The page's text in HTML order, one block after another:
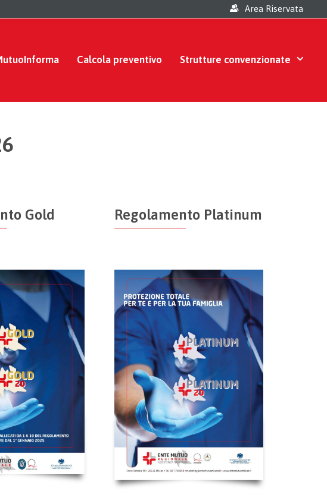
Area Riservata
Calcola preventivo Strutture convenzionate
Gold Regolamento Platinum